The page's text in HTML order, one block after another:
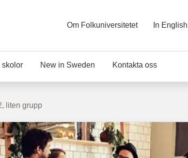
Om Folkuniversitetet In English
skolor New in Sweden Kontakta oss
liten grupp